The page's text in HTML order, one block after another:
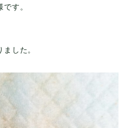
す。
した。